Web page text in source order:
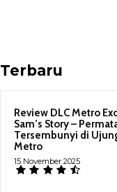
Terbaru
Review DLC Metro
Sam’s Story –
Tersembunyi di
Metro
15 November 2025